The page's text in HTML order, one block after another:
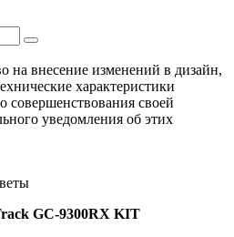
на внесение изменений в дизайн,
характеристики
совершенствования своей
уведомления об этих
GC-9300RX KIT